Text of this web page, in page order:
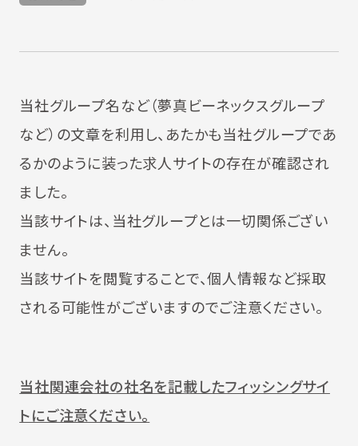
当社グループ名など（夢真ビーネックスグループ
など）の文章を利用し、あたかも当社グループであ
るかのように装った求人サイトの存在が確認され
ました。
当該サイトは、当社グループとは一切関係ござい
ません。
当該サイトを閲覧することで、個人情報など採取
される可能性がございますのでご注意ください。
当社関連会社の社名を記載したフィッシングサイ
トにご注意ください。